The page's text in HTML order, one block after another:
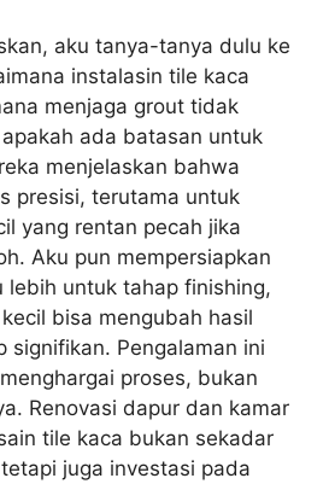
aku tanya-tanya dulu ke
instalasin tile kaca
menjaga grout tidak
ada batasan untuk
menjelaskan bahwa
presisi, terutama untuk
yang rentan pecah jika
Aku pun mempersiapkan
untuk tahap finishing,
bisa mengubah hasil
signifikan. Pengalaman ini
proses, bukan
Renovasi dapur dan kamar
tile kaca bukan sekadar
juga investasi pada